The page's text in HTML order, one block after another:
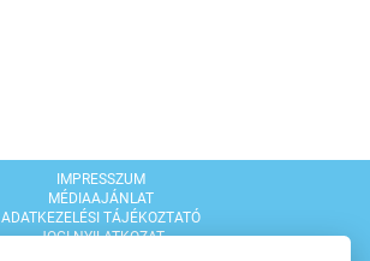
IMPRESSZUM
MÉDIAAJÁNLAT
ADATKEZELÉSI TÁJÉKOZTATÓ
JOGI NYILATKOZAT